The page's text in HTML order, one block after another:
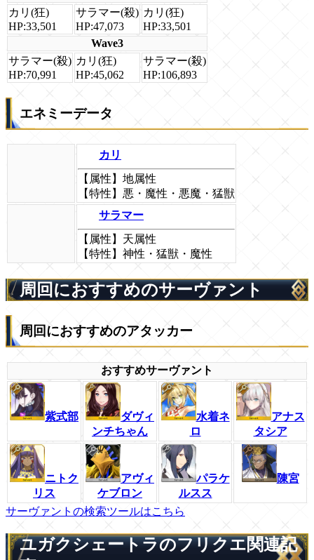
カリ(狂)
HP:33,501
サラマー(殺)
HP:47,073
カリ(狂)
HP:33,501
Wave3
サラマー(殺)
HP:70,991
カリ(狂)
HP:45,062
サラマー(殺)
HP:106,893
エネミーデータ
カリ
【属性】地属性
【特性】悪・魔性・悪魔・猛獣
サラマー
【属性】天属性
【特性】神性・猛獣・魔性
周回におすすめのサーヴァント
周回におすすめのアタッカー
おすすめサーヴァント
紫式部
ダヴィ
ンチちゃん
水着ネ
ロ
アナス
タシア
ニトク
リス
アヴィ
ケブロン
パラケ
ルスス
陳宮
サーヴァントの検索ツールはこちら
ユガクシェートラのフリクエ関連記